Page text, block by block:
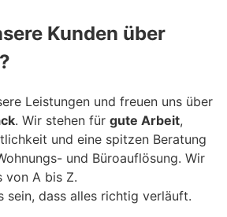
Kunden über
Leistungen und freuen uns über
. Wir stehen für gute Arbeit,
und eine spitzen Beratung
und Büroauflösung. Wir
von A bis Z.
sein, dass alles richtig verläuft.